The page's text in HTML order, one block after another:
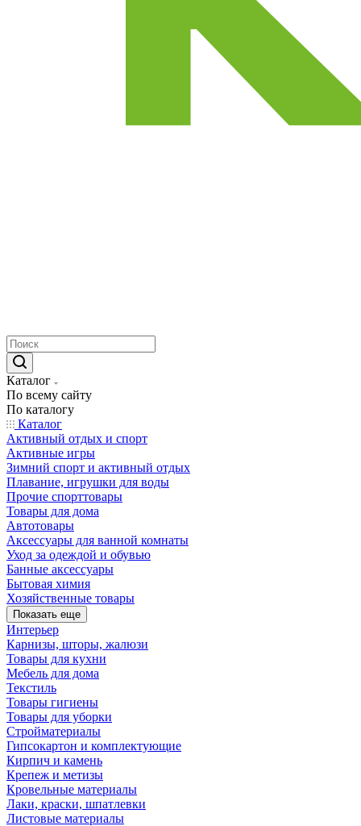
Каталог
По всему сайту
По каталогу
Каталог
Активный отдых и спорт
Активные игры
Зимний спорт и активный отдых
Плавание, игрушки для воды
Прочие спорттовары
Товары для дома
Автотовары
Аксессуары для ванной комнаты
Уход за одеждой и обувью
Банные аксессуары
Бытовая химия
Хозяйственные товары
Показать еще
Интерьер
Карнизы, шторы, жалюзи
Товары для кухни
Мебель для дома
Текстиль
Товары гигиены
Товары для уборки
Стройматериалы
Гипсокартон и комплектующие
Кирпич и камень
Крепеж и метизы
Кровельные материалы
Лаки, краски, шпатлевки
Листовые материалы